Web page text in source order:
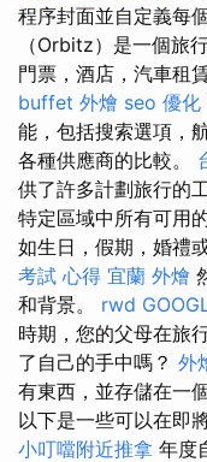
程序封面並自定義每
（Orbitz）是一個旅
門票，酒店，汽車租
buffet 外燴 seo 優化
能，包括搜索選項，
各種供應商的比較。
供了許多計劃旅行的
特定區域中所有可用
如生日，假期，婚禮
考試 心得 宜蘭 外燴
和背景。 rwd
時期，您的父母在旅
了自己的手中嗎？ 外
有東西，並存儲在一
以下是一些可以在即
小叮噹附近推拿 年度